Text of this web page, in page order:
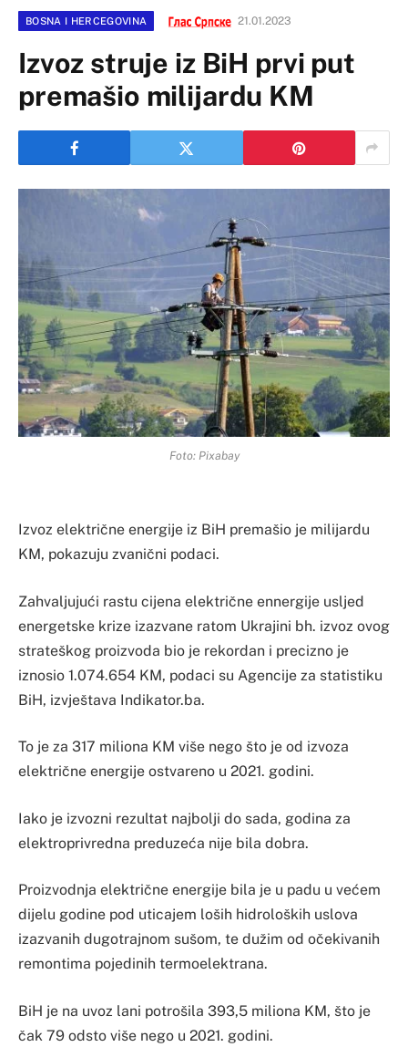
BOSNA I HERCEGOVINA 21.01.2023
Izvoz struje iz BiH prvi put
premašio milijardu KM
Foto: Pixabay
Izvoz električne energije iz BiH premašio je milijardu
KM, pokazuju zvanični podaci.
Zahvaljujući rastu cijena električne ennergije usljed
energetske krize izazvane ratom Ukrajini bh. izvoz ovog
strateškog proizvoda bio je rekordan i precizno je
iznosio 1.074.654 KM, podaci su Agencije za statistiku
BiH, izvještava Indikator.ba.
To je za 317 miliona KM više nego što je od izvoza
električne energije ostvareno u 2021. godini.
Iako je izvozni rezultat najbolji do sada, godina za
elektroprivredna preduzeća nije bila dobra.
Proizvodnja električne energije bila je u padu u većem
dijelu godine pod uticajem loših hidroloških uslova
izazvanih dugotrajnom sušom, te dužim od očekivanih
remontima pojedinih termoelektrana.
BiH je na uvoz lani potrošila 393,5 miliona KM, što je
čak 79 odsto više nego u 2021. godini.